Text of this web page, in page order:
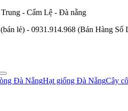
- Cẩm Lệ - Đà nẵng
lẻ) - 0931.914.968 (Bán Hàng
Đà NẵngHạt giống Đà NẵngCây